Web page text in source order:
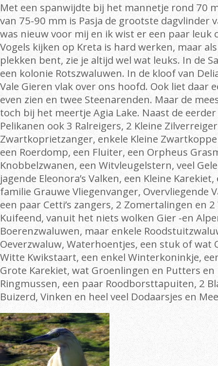
Met een spanwijdte bij het mannetje rond 70
van 75-90 mm is Pasja de grootste dagvlinder
was nieuw voor mij en ik wist er een paar leuk
Vogels kijken op Kreta is hard werken, maar
plekken bent, zie je altijd wel wat leuks. In de
een kolonie Rotszwaluwen. In de kloof van
Vale Gieren vlak over ons hoofd. Ook liet daar
even zien en twee Steenarenden. Maar de
toch bij het meertje Agia Lake. Naast de
Pelikanen ook 3 Ralreigers, 2 Kleine
Zwartkoprietzanger, enkele Kleine
een Roerdomp, een Fluiter, een Orpheus
Knobbelzwanen, een Witvleugelstern, veel
jagende Eleonora’s Valken, een Kleine
familie Grauwe Vliegenvanger, Overvliegende
een paar Cetti’s zangers, 2 Zomertalingen en
Kuifeend, vanuit het niets wolken Gier -en
Boerenzwaluwen, maar enkele
Oeverzwaluw, Waterhoentjes, een stuk of wat
Witte Kwikstaart, een enkel Winterkoninkje,
Grote Karekiet, wat Groenlingen en Putters
Ringmussen, een paar Roodborsttapuiten, 2
Buizerd, Vinken en heel veel Dodaarsjes en